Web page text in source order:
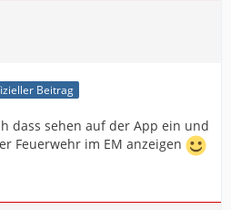
Beitrag
dass sehen auf der App ein und
Feuerwehr im EM anzeigen